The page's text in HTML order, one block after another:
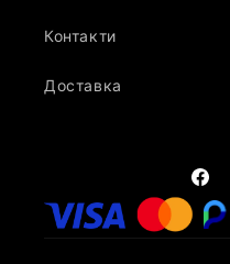
Контакти
Доставка